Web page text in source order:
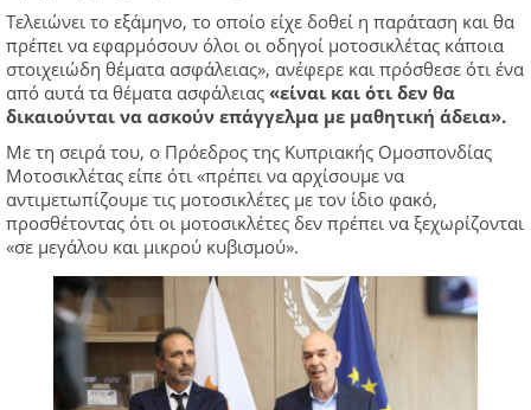
Τελειώνει το εξάμηνο, το οποίο είχε δοθεί η παράταση και θα
πρέπει να εφαρμόσουν όλοι οι οδηγοί μοτοσικλέτας κάποια
στοιχειώδη θέματα ασφάλειας», ανέφερε και πρόσθεσε ότι ένα
από αυτά τα θέματα ασφάλειας «είναι και ότι δεν θα
δικαιούνται να ασκούν επάγγελμα με μαθητική άδεια».
Με τη σειρά του, ο Πρόεδρος της Κυπριακής Ομοσπονδίας
Μοτοσικλέτας είπε ότι «πρέπει να αρχίσουμε να
αντιμετωπίζουμε τις μοτοσικλέτες με τον ίδιο φακό,
προσθέτοντας ότι οι μοτοσικλέτες δεν πρέπει να ξεχωρίζονται
«σε μεγάλου και μικρού κυβισμού».